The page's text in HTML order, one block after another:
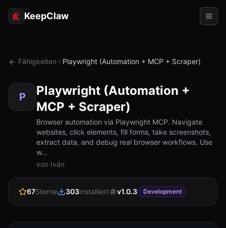
KeepClaw
Tokenzugriff
Anwendungsfälle
RESSOURCEN
Vergleichen
Dokumentation
Fähigkeiten Playwright (Automation + MCP + Scraper)
P
Playwright (Automation +
MCP + Scraper)
Browser automation via Playwright MCP. Navigate
websites, click elements, fill forms, take screenshots,
extract data, and debug real browser workflows. Use
w...
von Iván
67Sterne 303installiert v1.0.3 Development